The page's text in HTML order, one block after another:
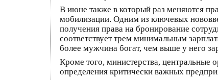
В июне также в который раз меняются
мобилизации. Одним из ключевых
получения права на бронирование
соответствует трем минимальным
более мужчина богат, чем выше у него
Кроме того, министерства, центральные
определения критически важных